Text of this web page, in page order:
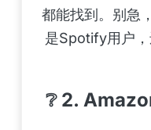
都能找到。别急
是Spotify用户，
❔ 2.